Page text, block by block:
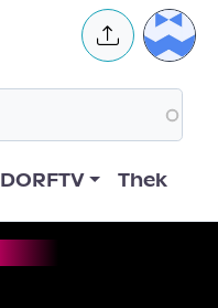
User
DORFTV Thek